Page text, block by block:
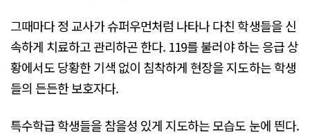
그때마다 정 교사가 슈퍼우먼처럼 나타나 다친 학생들을 신
속하게 치료하고 관리하곤 한다. 119를 불러야 하는 응급 상
황에서도 당황한 기색 없이 침착하게 현장을 지도하는 학생
들의 든든한 보호자다.
특수학급 학생들을 참을성 있게 지도하는 모습도 눈에 띈다.